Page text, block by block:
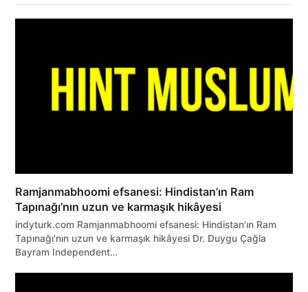
Ramjanmabhoomi efsanesi: Hindistan’ın Ram
Tapınağı’nın uzun ve karmaşık hikâyesi
indyturk.com Ramjanmabhoomi efsanesi: Hindistan'ın Ram
Tapınağı'nın uzun ve karmaşık hikâyesi Dr. Duygu Çağla
Bayram Independent…